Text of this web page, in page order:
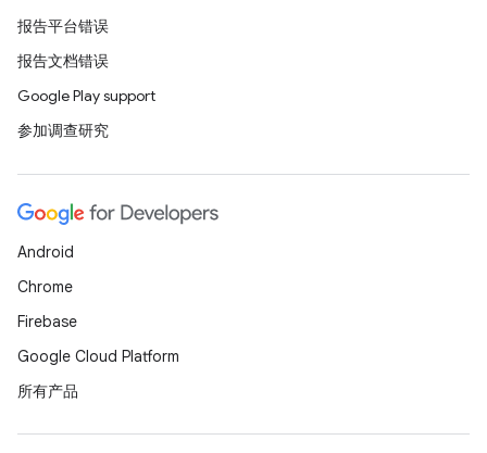
报告平台错误
报告文档错误
Google Play support
参加调查研究
Android
Chrome
Firebase
Google Cloud Platform
所有产品